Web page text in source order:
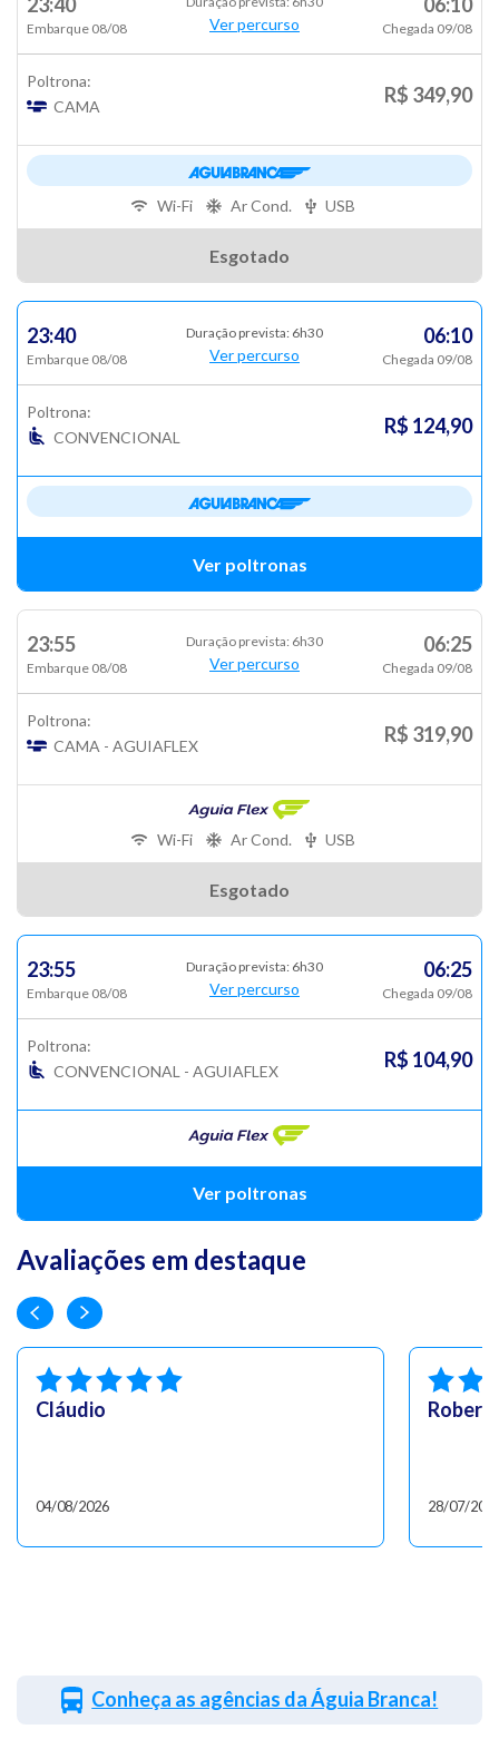
23:40
Embarque 08/08 Ver percurso
06:10
Chegada 09/08
Poltrona:
CAMA
R$ 349,90
Esgotado
Wi-Fi Ar Cond. USB
23:40
Embarque 08/08
Duração prevista: 6h30
Ver percurso
06:10
Chegada 09/08
Poltrona:
CONVENCIONAL
R$ 124,90
Ver poltronas
23:55
Embarque 08/08
Duração prevista: 6h30
Ver percurso
06:25
Chegada 09/08
Poltrona:
CAMA - AGUIAFLEX
R$ 319,90
Esgotado
Wi-Fi Ar Cond. USB
23:55
Embarque 08/08
Duração prevista: 6h30
Ver percurso
06:25
Chegada 09/08
Poltrona:
CONVENCIONAL - AGUIAFLEX
R$ 104,90
Ver poltronas
Avaliações em destaque
Cláudio
04/08/2026 28/07/
Conheça as agências da Águia Branca!